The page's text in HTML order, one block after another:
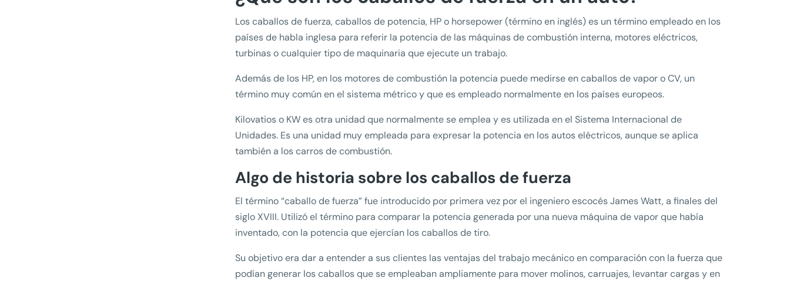
Los caballos de fuerza, caballos de potencia, HP o horsepower (término en inglés) es un término empleado en los
países de habla inglesa para referir la potencia de las máquinas de combustión interna, motores eléctricos,
turbinas o cualquier tipo de maquinaria que ejecute un trabajo.
Además de los HP, en los motores de combustión la potencia puede medirse en caballos de vapor o CV, un
término muy común en el sistema métrico y que es empleado normalmente en los países europeos.
Kilovatios o KW es otra unidad que normalmente se emplea y es utilizada en el Sistema Internacional de
Unidades. Es una unidad muy empleada para expresar la potencia en los autos eléctricos, aunque se aplica
también a los carros de combustión.
Algo de historia sobre los caballos de fuerza
El término “caballo de fuerza” fue introducido por primera vez por el ingeniero escocés James Watt, a finales del
siglo XVIII. Utilizó el término para comparar la potencia generada por una nueva máquina de vapor que había
inventado, con la potencia que ejercían los caballos de tiro.
Su objetivo era dar a entender a sus clientes las ventajas del trabajo mecánico en comparación con la fuerza que
podían generar los caballos que se empleaban ampliamente para mover molinos, carruajes, levantar cargas y en